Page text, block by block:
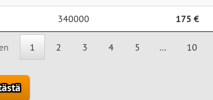
340000 175 €
1 2 3 4 5 … 10